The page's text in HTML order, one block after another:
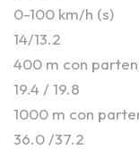
0-100 km/h (s)
14/13.2
400 m con
19.4 / 19.8
1000 m con
36.0 /37.2